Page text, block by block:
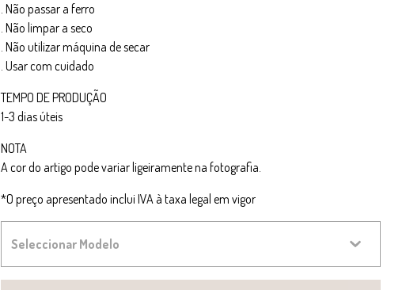
. Não passar a ferro
. Não limpar a seco
. Não utilizar máquina de secar
. Usar com cuidado
TEMPO DE PRODUÇÃO
1-3 dias úteis
NOTA
A cor do artigo pode variar ligeiramente na fotografia.
*O preço apresentado inclui IVA à taxa legal em vigor